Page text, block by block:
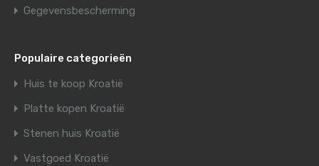
Gegevensbescherming
Populaire categorieën
Huis te koop Kroatië
Platte kopen Kroatië
Stenen huis Kroatië
Vastgoed Kroatië